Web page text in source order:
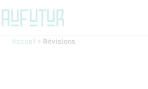
Accueil » Révisions